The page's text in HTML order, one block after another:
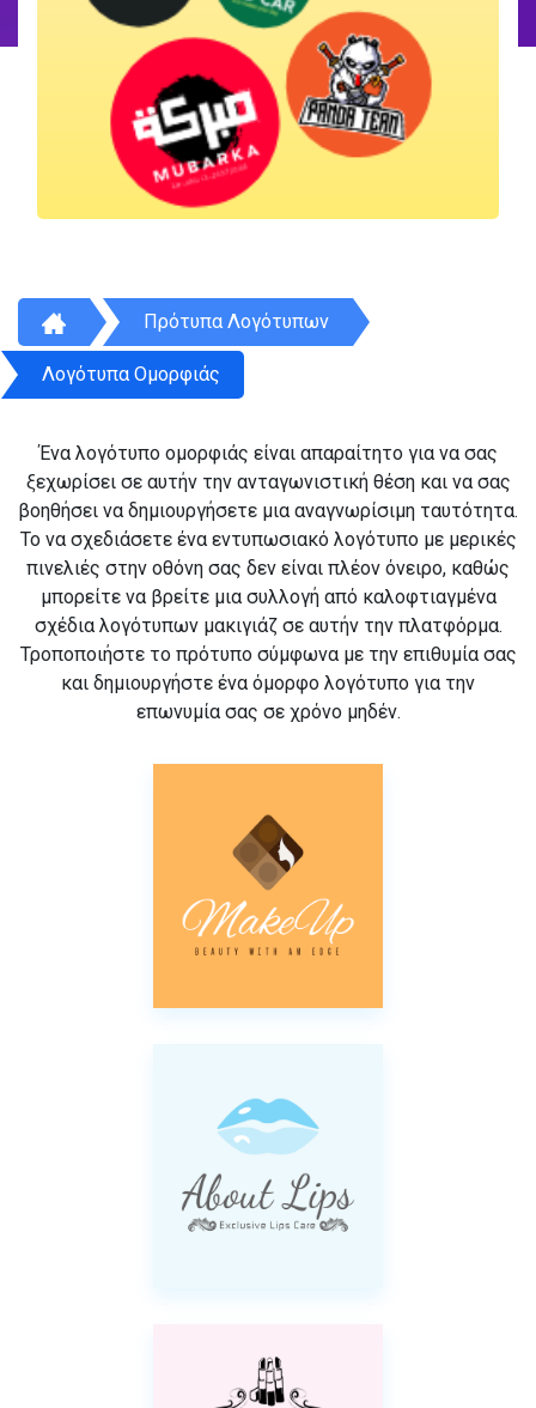
Πρότυπα Λογότυπων
Λογότυπα Ομορφιάς
Ένα λογότυπο ομορφιάς είναι απαραίτητο για να σας
ξεχωρίσει σε αυτήν την ανταγωνιστική θέση και να σας
βοηθήσει να δημιουργήσετε μια αναγνωρίσιμη ταυτότητα.
Το να σχεδιάσετε ένα εντυπωσιακό λογότυπο με μερικές
πινελιές στην οθόνη σας δεν είναι πλέον όνειρο, καθώς
μπορείτε να βρείτε μια συλλογή από καλοφτιαγμένα
σχέδια λογότυπων μακιγιάζ σε αυτήν την πλατφόρμα.
Τροποποιήστε το πρότυπο σύμφωνα με την επιθυμία σας
και δημιουργήστε ένα όμορφο λογότυπο για την
επωνυμία σας σε χρόνο μηδέν.